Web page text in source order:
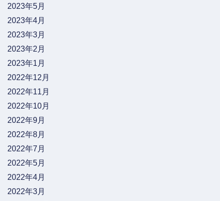
2023年5月
2023年4月
2023年3月
2023年2月
2023年1月
2022年12月
2022年11月
2022年10月
2022年9月
2022年8月
2022年7月
2022年5月
2022年4月
2022年3月